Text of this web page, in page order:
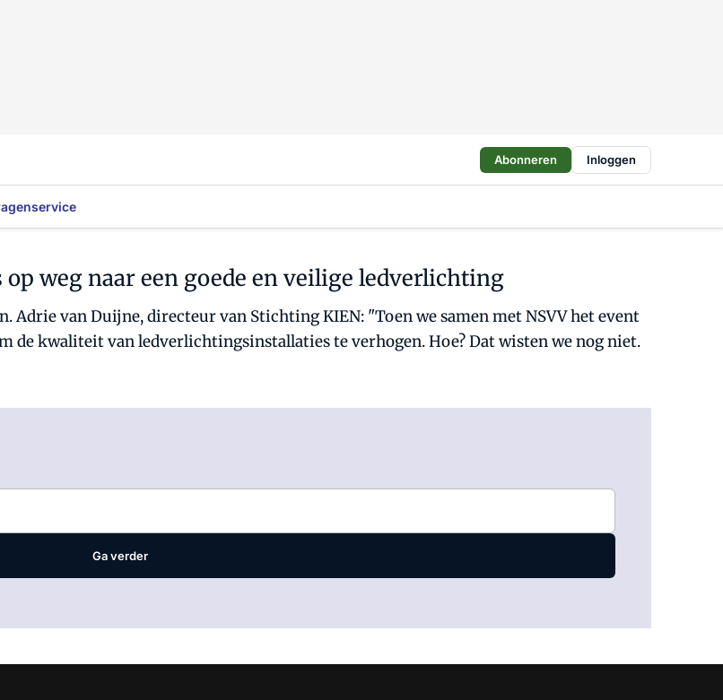
Abonneren Inloggen
weg naar een goede en veilige ledverlichting
Adrie van Duijne, directeur van Stichting KIEN: "Toen we samen met NSVV het event
de kwaliteit van ledverlichtingsinstallaties te verhogen. Hoe? Dat wisten we nog niet.
Ga verder